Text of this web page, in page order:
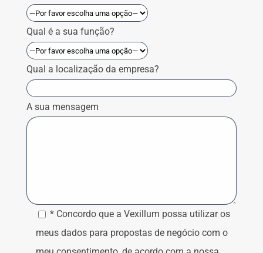
Qual é a sua função?
Qual a localização da empresa?
A sua mensagem
* Concordo que a Vexillum possa utilizar os
meus dados para propostas de negócio com o